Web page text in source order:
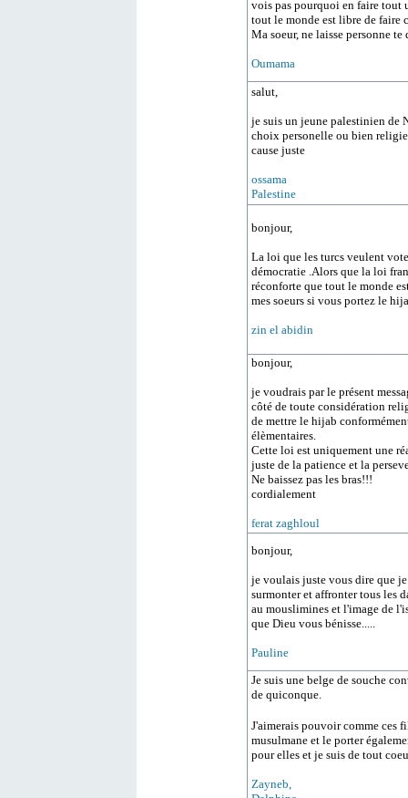
vois pas pourquoi en faire tout
tout le monde est libre de faire
Ma soeur, ne laisse personne
Oumama
salut,
je suis un jeune palestinien de
choix personelle ou bien
cause juste
ossama
Palestine
bonjour,
La loi que les turcs veulent
démocratie .Alors que la loi
réconforte que tout le monde
mes soeurs si vous portez le
zin el abidin
bonjour,
je voudrais par le présent
côté de toute considération
de mettre le hijab
élèmentaires.
Cette loi est uniquement une
juste de la patience et la
Ne baissez pas les bras!!!
cordialement
ferat zaghloul
bonjour,
je voulais juste vous dire que
surmonter et affronter tous les
au mouslimines et l'image de
que Dieu vous bénisse.....
Pauline
Je suis une belge de souche
de quiconque.
J'aimerais pouvoir comme ces
musulmane et le porter
pour elles et je suis de tout
Zayneb,